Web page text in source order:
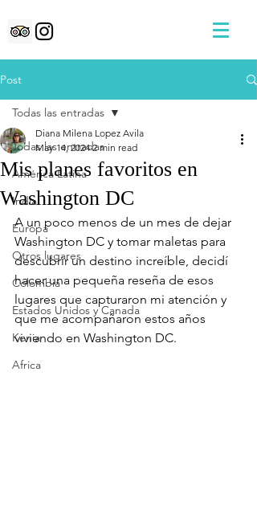
Post
Todas las entradas
América Latina
India
Europa
Otros lugares
Colombia
Estados Unidos y Canada
Kenia
Africa
Todas las entradas
Mis planes favoritos en
Washington DC
Diana Milena Lopez Avila
May 14, 2024 2 min read
A un poco menos de un mes de dejar
Washington DC y tomar maletas para
descubrir un destino increíble, decidí
hacer una pequeña reseña de esos
lugares que capturaron mi atención y
que me acompañaron estos años
viviendo en Washington DC.